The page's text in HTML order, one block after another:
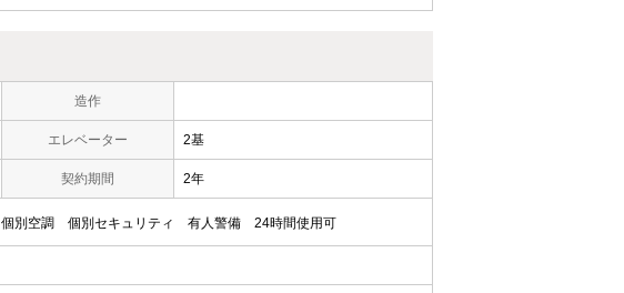
造作
エレベーター 2基
契約期間 2年
個別空調 個別セキュリティ 有人警備 24時間使用可